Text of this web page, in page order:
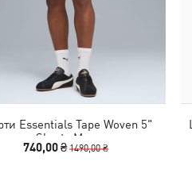
Essentials Tape Woven 5"
Shorts Men
740,00 ₴1490,00 ₴